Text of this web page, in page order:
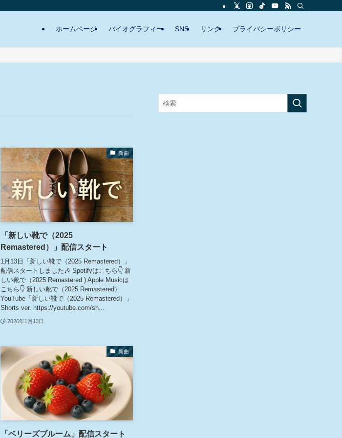
ホームページ バイオグラフィー SNS リンク プライバシーポリシー
新曲
「新しい靴で（2025
Remastered）」配信スタート
1月13日「新しい靴で（2025 Remastered）」
配信スタートしました🎶 Spotifyはこちら👇 新
しい靴で（2025 Remastered ) Apple Musicは
こちら👇 新しい靴で（2025 Remastered）
YouTube「新しい靴で（2025 Remastered）」
Shorts ver. https://youtube.com/sh...
2026年1月13日
新曲
「ベリーズブルーム」配信スタート